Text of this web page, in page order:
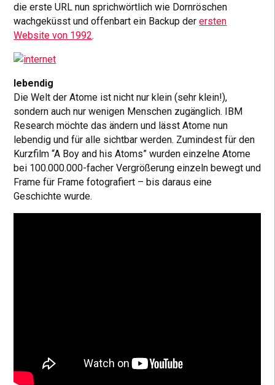
die erste URL nun sprichwörtlich wie Dornröschen
wachgeküsst und offenbart ein Backup derersten
Website von 1992.
lebendig
Die Welt der Atome ist nicht nur klein (sehr klein!),
sondern auch nur wenigen Menschen zugänglich. IBM
Research möchte das ändern und lässt Atome nun
lebendig und für alle sichtbar werden. Zumindest für den
Kurzfilm “A Boy and his Atoms” wurden einzelne Atome
bei 100.000.000-facher Vergrößerung einzeln bewegt und
Frame für Frame fotografiert – bis daraus eine
Geschichte wurde.